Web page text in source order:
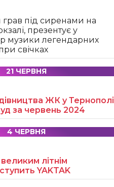
грав під сиренами на
презентує у
музики легендарних
свічках
21 ЧЕРВНЯ
ЖК у Тернополі
за червень 2024
4 ЧЕРВНЯ
літнім
YAKTAK